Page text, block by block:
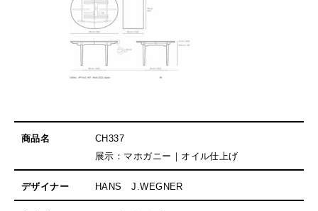
商品名
CH337
展示：マホガニー｜オイル仕上げ
デザイナー HANS J.WEGNER